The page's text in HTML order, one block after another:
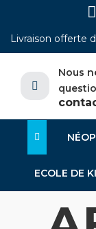
Livraison offerte
Nous
ECOLE DE